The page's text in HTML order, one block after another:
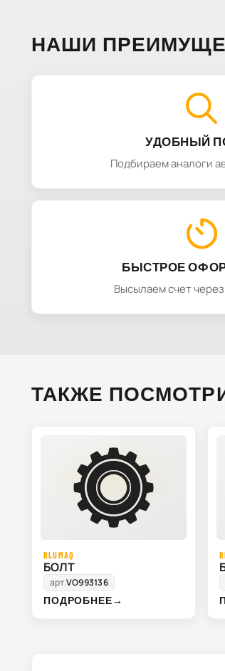
НАШИ
УДОБНЫЙ
Подбираем аналоги
БЫСТРОЕ
Высылаем счет
ТАКЖЕ
BLUMAQ
БОЛТ
арт.VO993136
ПОДРОБНЕЕ→